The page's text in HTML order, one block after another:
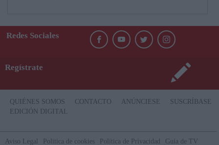
Redes Sociales
Regístrate
QUIÉNES SOMOS CONTACTO ANÚNCIESE
SUSCRÍBASE
EDICIÓN DIGITAL
Aviso Legal Politica de cookies Política de Privacidad Guía de TV